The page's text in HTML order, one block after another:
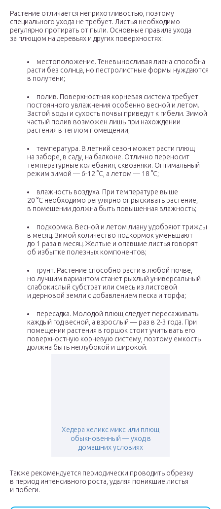
Растение отличается неприхотливостью, поэтому
специального ухода не требует. Листья необходимо
регулярно протирать от пыли. Основные правила ухода
за плющом на деревьях и других поверхностях:
местоположение. Теневыносливая лиана способна
расти без солнца, но пестролистные формы нуждаются
в полутени;
полив. Поверхностная корневая система требует
постоянного увлажнения особенно весной и летом.
Застой воды и сухость почвы приведут к гибели. Зимой
частый полив возможен лишь при нахождении
растения в теплом помещении;
температура. В летний сезон может расти плющ
на заборе, в саду, на балконе. Отлично переносит
температурные колебания, сквозняки. Оптимальный
режим зимой — 6-12 °С, а летом — 18 °С;
влажность воздуха. При температуре выше
20 °С необходимо регулярно опрыскивать растение,
в помещении должна быть повышенная влажность;
подкормка. Весной и летом лиану удобряют трижды
в месяц. Зимой количество подкормок уменьшают
до 1 раза в месяц. Желтые и опавшие листья говорят
об избытке полезных компонентов;
грунт. Растение способно расти в любой почве,
но лучшим вариантом станет рыхлый универсальный
слабокислый субстрат или смесь из листовой
и дерновой земли с добавлением песка и торфа;
пересадка. Молодой плющ следует пересаживать
каждый год весной, а взрослый — раз в 2-3 года. При
помещении растения в горшок стоит учитывать его
поверхностную корневую систему, поэтому емкость
должна быть неглубокой и широкой.
Хедера хеликс микс или плющ
обыкновенный — уход в
домашних условиях
Также рекомендуется периодически проводить обрезку
в период интенсивного роста, удаляя поникшие листья
и побеги.